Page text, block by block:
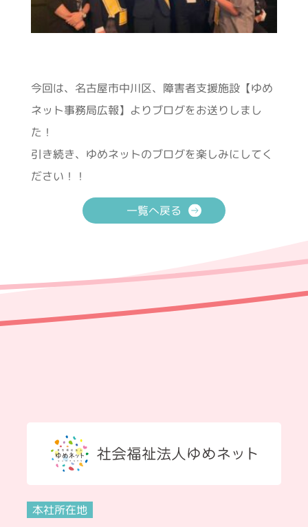
今回は、名古屋市中川区、障害者支援施設【ゆめ
ネット事務局広報】よりブログをお送りしまし
た！
引き続き、ゆめネットのブログを楽しみにしてく
ださい！！
一覧へ戻る
本社所在地